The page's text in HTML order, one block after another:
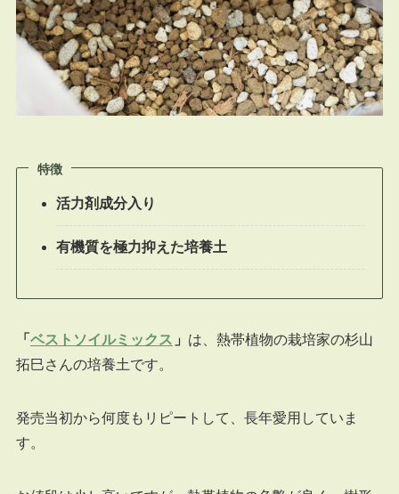
特徴
活力剤成分入り
有機質を極力抑えた培養土
「 ベストソイルミックス 」 は、熱帯植物の栽培家の杉山
拓巳さんの培養土です。
発売当初から何度もリピートして、長年愛用していま
す。